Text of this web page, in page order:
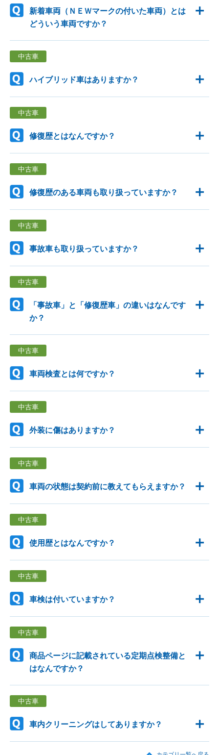
新着車両（ＮＥＷマークの付いた車両）とは
どういう車両ですか？
中古車
ハイブリッド車はありますか？
中古車
修復歴とはなんですか？
中古車
修復歴のある車両も取り扱っていますか？
中古車
事故車も取り扱っていますか？
中古車
「事故車」と「修復歴車」の違いはなんです
か？
中古車
車両検査とは何ですか？
中古車
外装に傷はありますか？
中古車
車両の状態は契約前に教えてもらえますか？
中古車
使用歴とはなんですか？
中古車
車検は付いていますか？
中古車
商品ページに記載されている定期点検整備と
はなんですか？
中古車
車内クリーニングはしてありますか？